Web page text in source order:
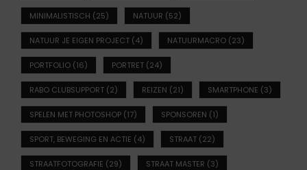
MINIMALISTISCH (25) NATUUR (52)
NATUUR JE EIGEN PROJECT (4) NATUURMACRO (23)
PORTFOLIO (16) PORTRET (24)
RABO CLUBSUPPORT (2) REIZEN (21) SMARTPHONE (3)
SPELEN MET PHOTOSHOP (17) SPONSOREN (1)
SPORT, BEWEGING EN ACTIE (4) STRAAT (22)
STRAATFOTOGRAFIE (29) STRAAT MASTER (3)